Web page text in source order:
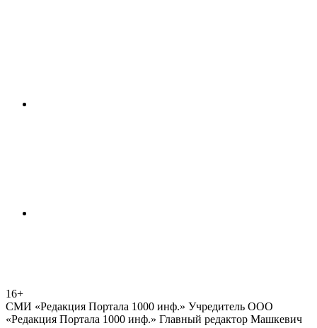
16+
СМИ «Редакция Портала 1000 инф.» Учредитель ООО
«Редакция Портала 1000 инф.» Главный редактор Машкевич